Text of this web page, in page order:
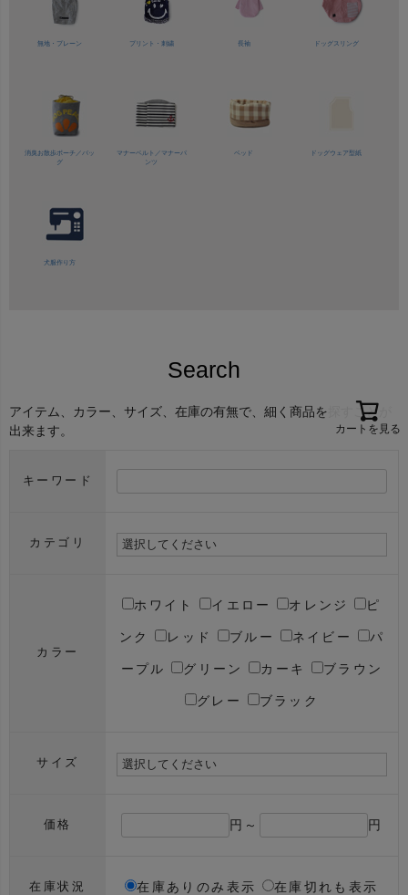
カートを見る
無地・プレーン プリント・刺繍 長袖 ドッグスリング
消臭お散歩ポーチ／バッ
グ
マナーベルト／ マナーパ
ンツ
ベッド ドッグウェア型紙
犬服作り方
Search
アイテム、カラー、サイズ、在庫の有無で、細く商品を探すことが
出来ます。
キーワード
カテゴリ
カラー
ホワイト イエロー オレンジ ピ
ンク レッド ブルー ネイビー パ
ープル グリーン カーキ ブラウン
グレー ブラック
サイズ
価格 円～ 円
在庫状況 在庫ありのみ表示 在庫切れも表示